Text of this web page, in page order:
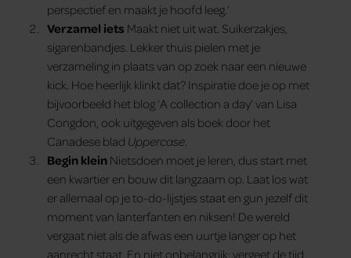
perspectief en maakt je hoofd leeg.’
Verzamel iets Maakt niet uit wat. Suikerzakjes,
sigarenbandjes. Lekker thuis pielen met je
verzameling in plaats van op zoek naar een nieuwe
kick. Hoe heerlijk klinkt dat? Inspiratie doe je op met
bijvoorbeeld het blog ‘A collection a day’ van Lisa
Congdon, ook uitgegeven als boek door het
Canadese blad Uppercase
Begin klein Nietsdoen moet je leren, dus start met
een kwartier en bouw dit langzaam op. Laat los wat
er allemaal op je to-do-lijstjes staat en gun jezelf dit
moment van lanterfanten en niksen! De wereld
vergaat niet als de afwas een uurtje langer op het
aanrecht staat. En niet onbelangrijk: vergeet de tijd